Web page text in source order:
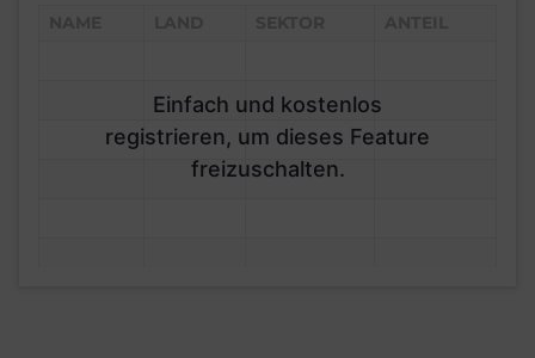
Einfach und kostenlos
registrieren, um dieses Feature
freizuschalten.